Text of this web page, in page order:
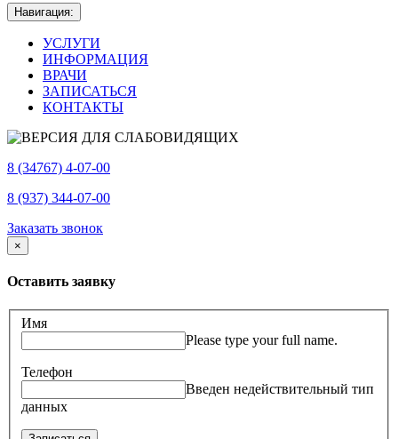
Навигация:
УСЛУГИ
ИНФОРМАЦИЯ
ВРАЧИ
ЗАПИСАТЬСЯ
КОНТАКТЫ
8 (34767) 4-07-00
8 (937) 344-07-00
Заказать звонок
×
Оставить заявку
Имя
Please type your full name.
Телефон
Введен недействительный тип
данных